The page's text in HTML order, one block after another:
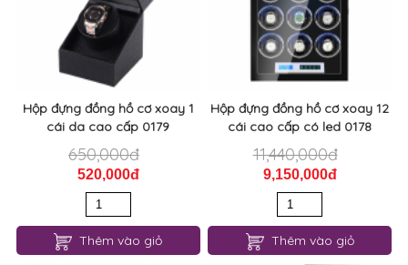
Hộp đựng đồng hồ cơ xoay 1
cái da cao cấp 0179
650,000đ
520,000đ
Thêm vào giỏ
Hộp đựng đồng hồ cơ xoay 12
cái cao cấp có led 0178
11,440,000đ
9,150,000đ
Thêm vào giỏ